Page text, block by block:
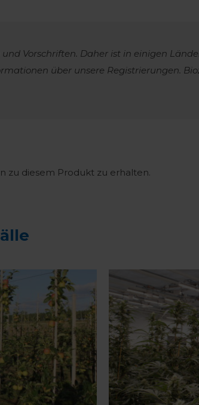
Vorschriften. Daher ist in einigen
über unsere Registrierungen.
zu diesem Produkt zu erhalten.